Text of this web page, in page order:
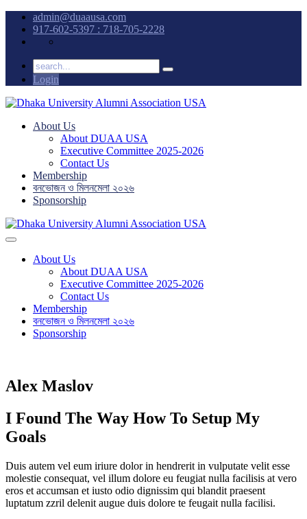
admin@duaausa.com
917-602-5397 : 718-705-2228
Login
About Us
About DUAA USA
Executive Committee 2025-2026
Contact Us
Membership
বনভোজন ও মিলনমেলা ২০২৬
Sponsorship
About Us
About DUAA USA
Executive Committee 2025-2026
Contact Us
Membership
বনভোজন ও মিলনমেলা ২০২৬
Sponsorship
Alex Maslov
I Found The Way How To Setup My
Goals
Duis autem vel eum iriure dolor in hendrerit in vulputate velit esse
molestie consequat, vel illum dolore eu feugiat nulla facilisis at vero
eros et accumsan et iusto odio dignissim qui blandit praesent
luptatum zzril delenit augue duis dolore te feugait nulla facilisi.